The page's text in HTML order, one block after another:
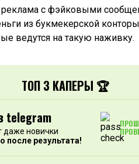
реклама с фэйковыми
из букмекерской
ведутся на такую наживку.
ТОП 3 КАПЕРЫ 🏆
telegram
даже новички
после результата!